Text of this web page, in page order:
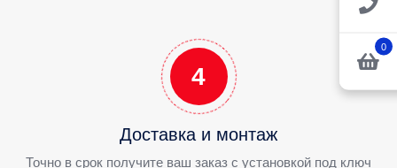
0
4
Доставка и монтаж
Точно в срок получите ваш заказ с установкой под ключ